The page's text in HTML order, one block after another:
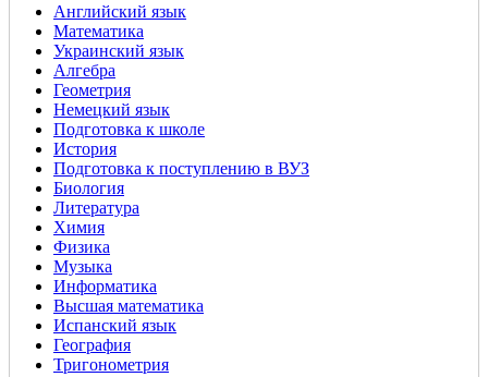
Английский язык
Математика
Украинский язык
Алгебра
Геометрия
Немецкий язык
Подготовка к школе
История
Подготовка к поступлению в ВУЗ
Биология
Литература
Химия
Физика
Музыка
Информатика
Высшая математика
Испанский язык
География
Тригонометрия